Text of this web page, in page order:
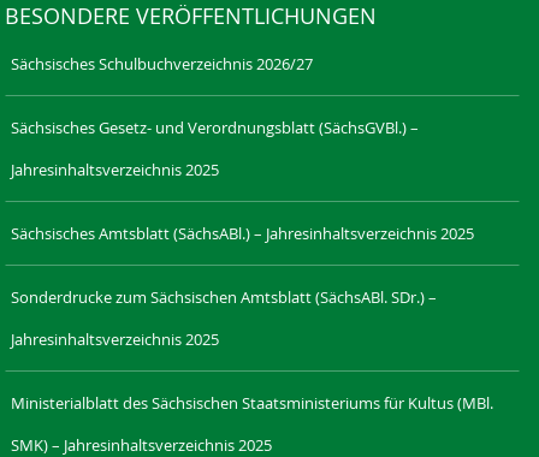
BESONDERE VERÖFFENTLICHUNGEN
Sächsisches Schulbuchverzeichnis 2026/27
Sächsisches Gesetz- und Verordnungsblatt (SächsGVBl.) –
Jahresinhaltsverzeichnis 2025
Sächsisches Amtsblatt (SächsABl.) – Jahresinhaltsverzeichnis 2025
Sonderdrucke zum Sächsischen Amtsblatt (SächsABl. SDr.) –
Jahresinhaltsverzeichnis 2025
Ministerialblatt des Sächsischen Staatsministeriums für Kultus (MBl.
SMK) – Jahresinhaltsverzeichnis 2025